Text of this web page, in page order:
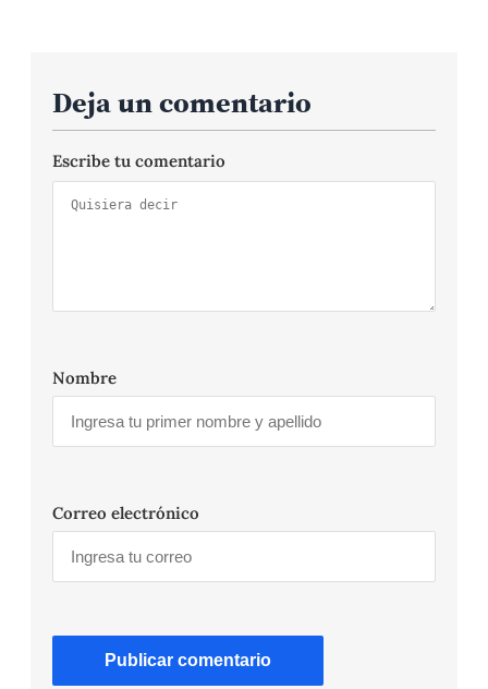
Deja un comentario
Escribe tu comentario
Nombre
Correo electrónico